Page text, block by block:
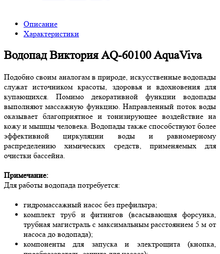
Описание
Характеристики
Водопад Виктория AQ-60100 AquaViva
Подобно своим аналогам в природе, искусственные водопады
служат источником красоты, здоровья и вдохновения для
купающихся. Помимо декоративной функции водопады
выполняют массажную функцию. Направленный поток воды
оказывает благоприятное и тонизирующее воздействие на
кожу и мышцы человека. Водопады также способствуют более
эффективной циркуляции воды и равномерному
распределению химических средств, применяемых для
очистки бассейна.
Примечание:
Для работы водопада потребуется:
гидромассажный насос без префильтра;
комплект труб и фитингов (всасывающая форсунка,
трубная магистраль с максимальным расстоянием 5 м от
насоса до водопада);
компоненты для запуска и электрощита (кнопка,